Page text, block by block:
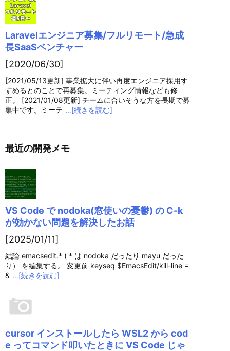
Laravelエンジニア募集/フルリモート/急成
長SaaSベンチャー
[2020/06/30]
[2021/05/13更新] 事業拡大に伴い再度エンジニア採用す
すめるとのことで再募集。ミーティング情報なども修
正。 [2021/01/08更新] チームに合いそうな方を長期で募
集中です。ミーテ …[続きを読む]
最近の開発メモ
VS Code で nodoka(窓使いの憂鬱) の C-k
が効かない問題を解決したお話
[2025/01/11]
結論 emacsedit.* ( * は nodoka だったり mayu だった
り） を編集する。 変更前 keyseq $EmacsEdit/kill-line =
& …[続きを読む]
cursor インストールしたら WSL2 から cod
e ってコマンド叩いたときに VS Code じゃ